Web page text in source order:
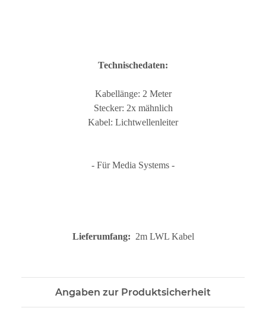
Technischedaten:
Kabellänge: 2 Meter
Stecker: 2x mähnlich
Kabel: Lichtwellenleiter
- Für Media Systems -
Lieferumfang: 2m LWL Kabel
Angaben zur Produktsicherheit